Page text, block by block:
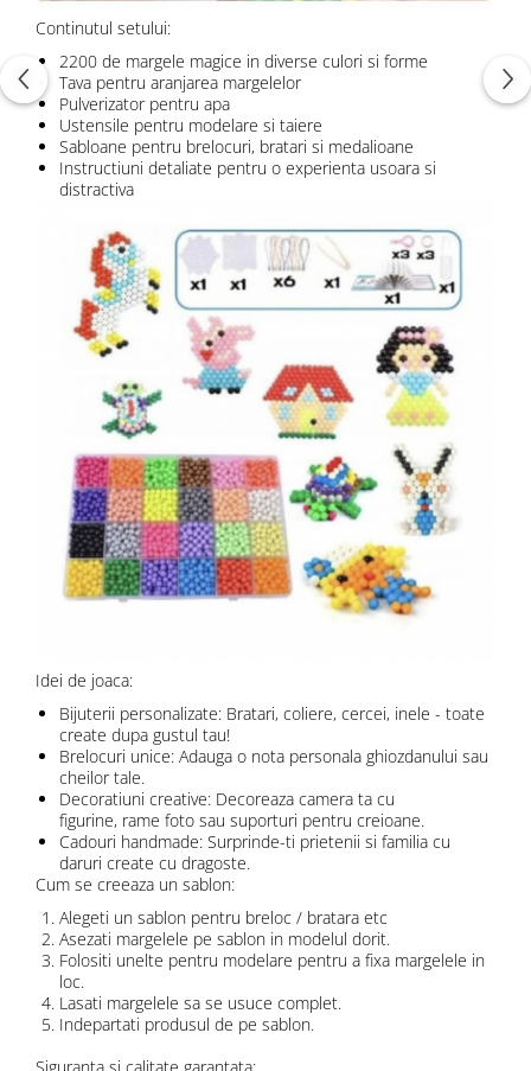
Continutul setului:
2200 de margele magice in diverse culori si forme
Tava pentru aranjarea margelelor
Pulverizator pentru apa
Ustensile pentru modelare si taiere
Sabloane pentru brelocuri, bratari si medalioane
Instructiuni detaliate pentru o experienta usoara si
distractiva
Idei de joaca:
Bijuterii personalizate: Bratari, coliere, cercei, inele - toate
create dupa gustul tau!
Brelocuri unice: Adauga o nota personala ghiozdanului sau
cheilor tale.
Decoratiuni creative: Decoreaza camera ta cu
figurine, rame foto sau suporturi pentru creioane.
Cadouri handmade: Surprinde-ti prietenii si familia cu
daruri create cu dragoste.
Cum se creeaza un sablon:
Alegeti un sablon pentru breloc / bratara etc
Asezati margelele pe sablon in modelul dorit.
Folositi unelte pentru modelare pentru a fixa margelele in
loc.
Lasati margelele sa se usuce complet.
Indepartati produsul de pe sablon.